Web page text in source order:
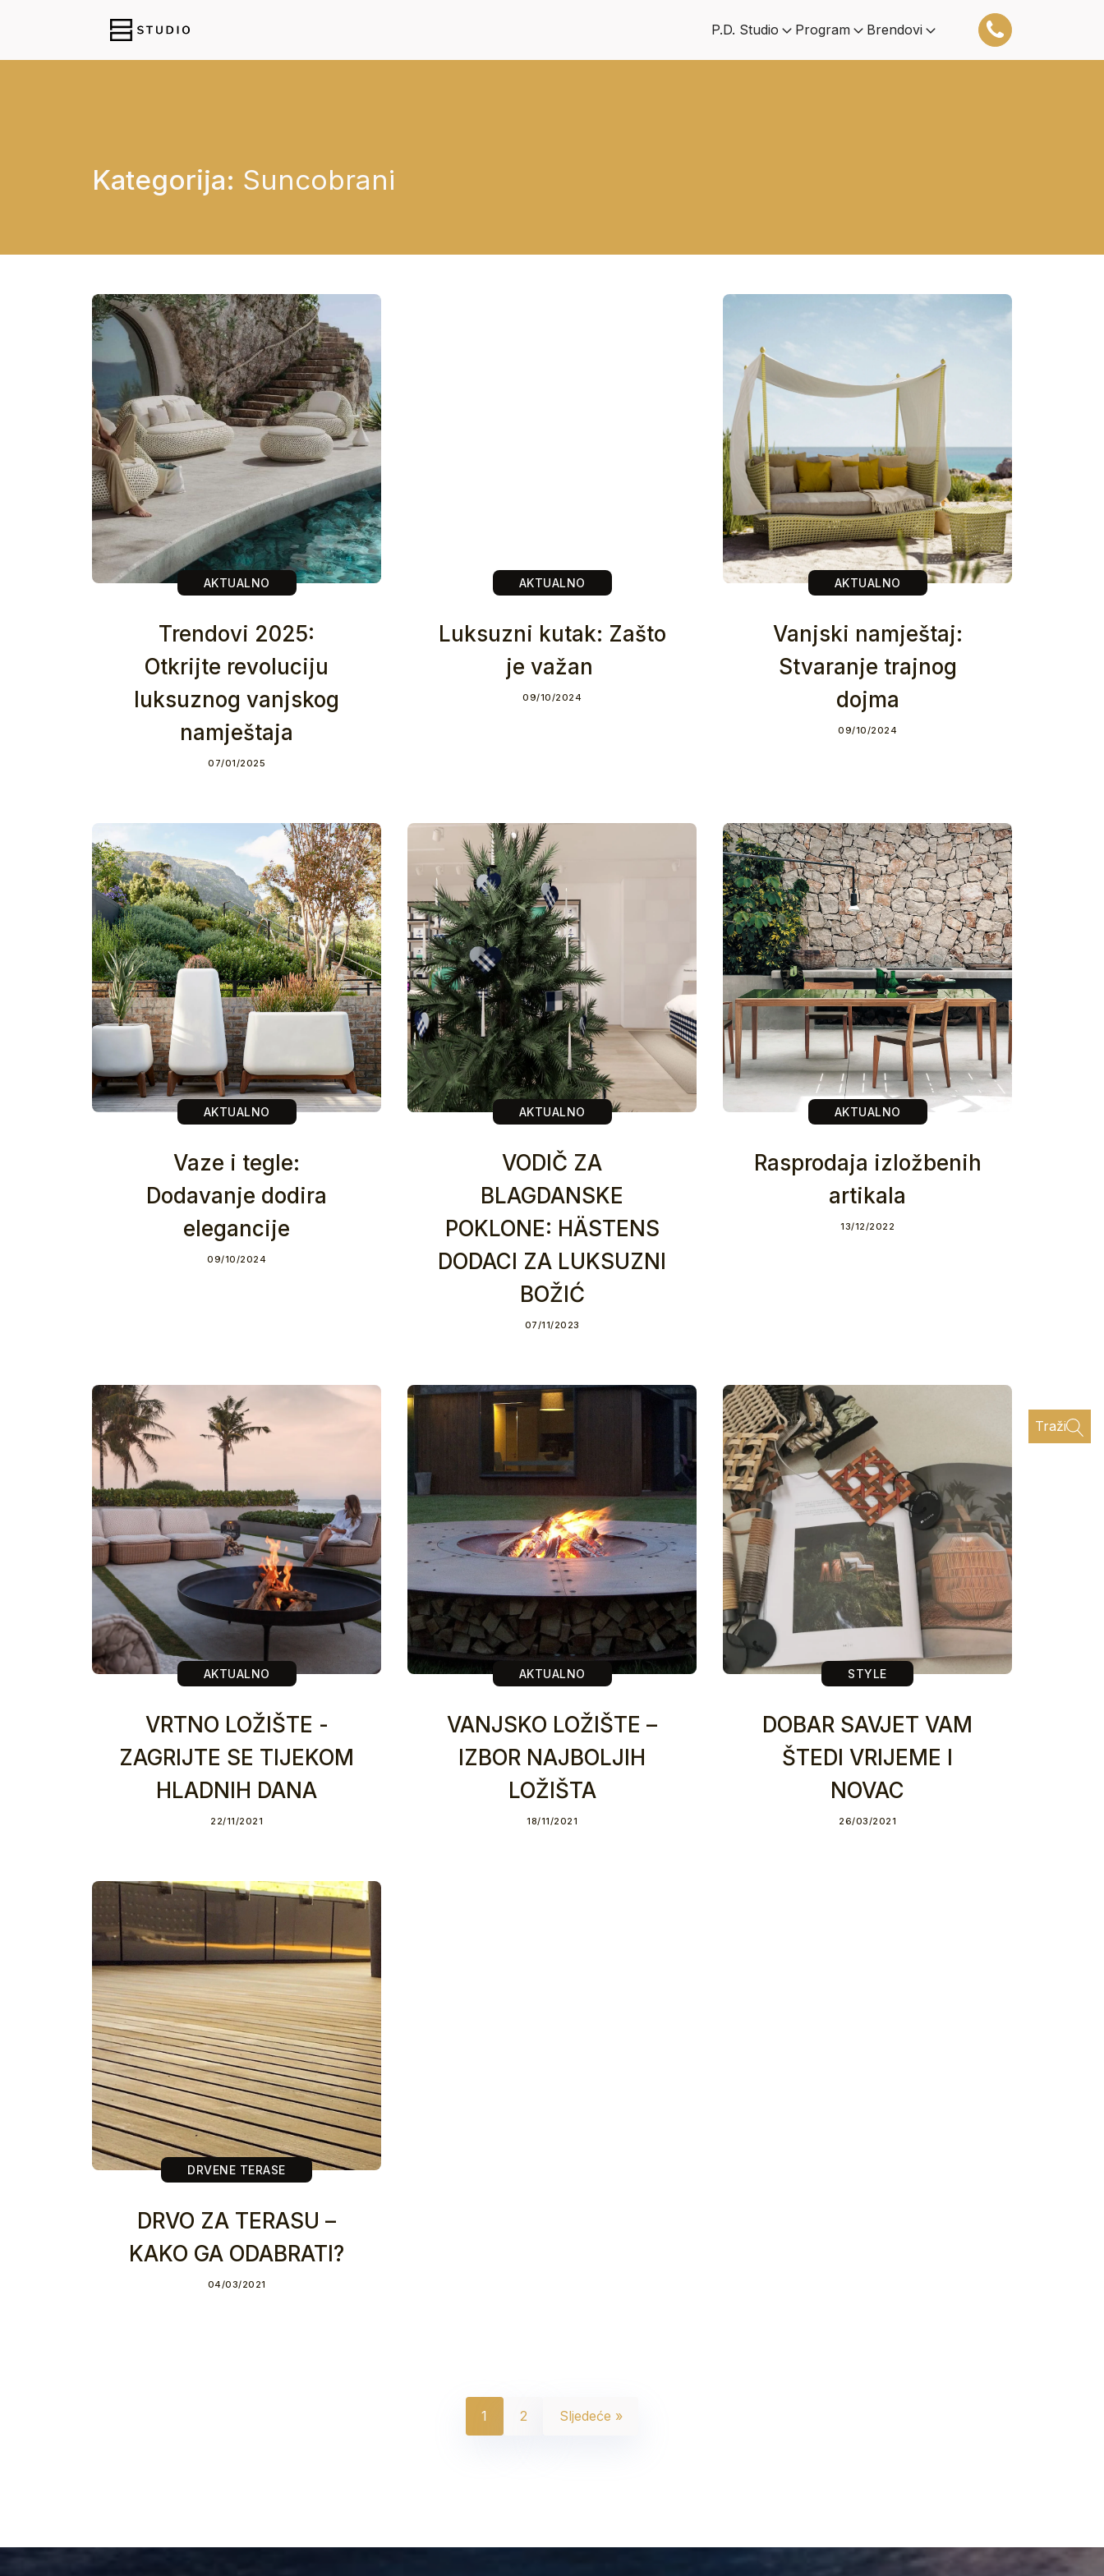
P.D. Studio Program Brendovi
Kategorija: Suncobrani
AKTUALNO
Trendovi 2025:
Otkrijte revoluciju
luksuznog vanjskog
namještaja
07/01/2025
AKTUALNO
Luksuzni kutak: Zašto
je važan
09/10/2024
AKTUALNO
Vanjski namještaj:
Stvaranje trajnog
dojma
09/10/2024
AKTUALNO
Vaze i tegle:
Dodavanje dodira
elegancije
09/10/2024
AKTUALNO
VODIČ ZA
BLAGDANSKE
POKLONE: HÄSTENS
DODACI ZA LUKSUZNI
BOŽIĆ
07/11/2023
AKTUALNO
Rasprodaja izložbenih
artikala
13/12/2022
AKTUALNO
VRTNO LOŽIŠTE -
ZAGRIJTE SE TIJEKOM
HLADNIH DANA
22/11/2021
AKTUALNO
VANJSKO LOŽIŠTE –
IZBOR NAJBOLJIH
LOŽIŠTA
18/11/2021
STYLE
DOBAR SAVJET VAM
ŠTEDI VRIJEME I
NOVAC
26/03/2021
DRVENE TERASE
DRVO ZA TERASU –
KAKO GA ODABRATI?
04/03/2021
1 2 Sljedeće »
Traži